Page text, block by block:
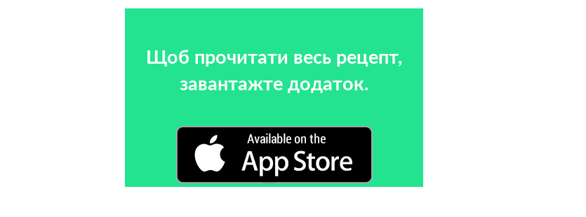
Щоб прочитати весь рецепт,
завантажте додаток.